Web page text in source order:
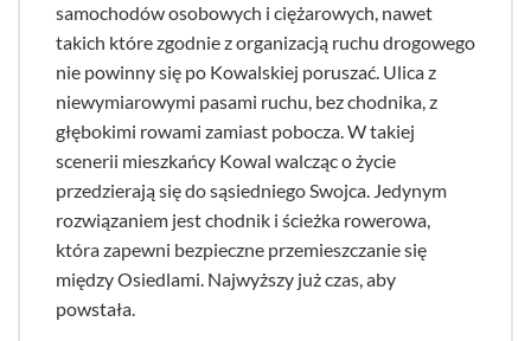
samochodów osobowych i ciężarowych, nawet
takich które zgodnie z organizacją ruchu drogowego
nie powinny się po Kowalskiej poruszać. Ulica z
niewymiarowymi pasami ruchu, bez chodnika, z
głębokimi rowami zamiast pobocza. W takiej
scenerii mieszkańcy Kowal walcząc o życie
przedzierają się do sąsiedniego Swojca. Jedynym
rozwiązaniem jest chodnik i ścieżka rowerowa,
która zapewni bezpieczne przemieszczanie się
między Osiedlami. Najwyższy już czas, aby
powstała.